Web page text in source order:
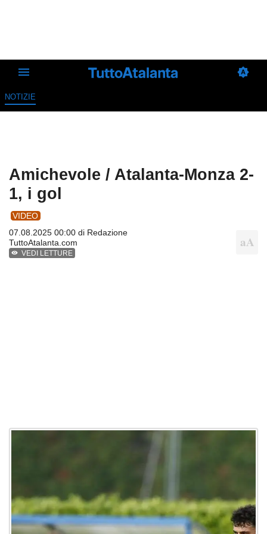
NOTIZIE
Amichevole / Atalanta-Monza 2-
1, i gol
VIDEO
07.08.2025 00:00 di Redazione
TuttoAtalanta.com
VEDI LETTURE